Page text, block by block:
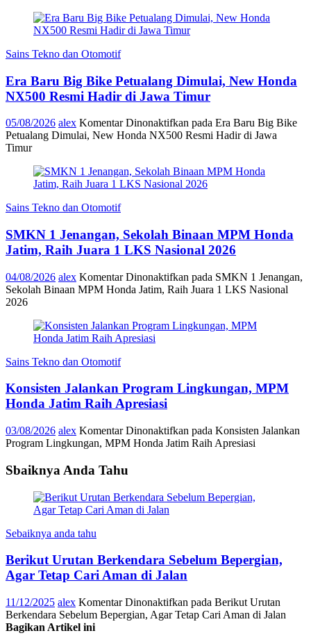
Sains Tekno dan Otomotif
Era Baru Big Bike Petualang Dimulai, New Honda
NX500 Resmi Hadir di Jawa Timur
05/08/2026 alex Komentar Dinonaktifkan pada Era Baru Big Bike
Petualang Dimulai, New Honda NX500 Resmi Hadir di Jawa
Timur
Sains Tekno dan Otomotif
SMKN 1 Jenangan, Sekolah Binaan MPM Honda
Jatim, Raih Juara 1 LKS Nasional 2026
04/08/2026 alex Komentar Dinonaktifkan pada SMKN 1 Jenangan,
Sekolah Binaan MPM Honda Jatim, Raih Juara 1 LKS Nasional
2026
Sains Tekno dan Otomotif
Konsisten Jalankan Program Lingkungan, MPM
Honda Jatim Raih Apresiasi
03/08/2026 alex Komentar Dinonaktifkan pada Konsisten Jalankan
Program Lingkungan, MPM Honda Jatim Raih Apresiasi
Sbaiknya Anda Tahu
Sebaiknya anda tahu
Berikut Urutan Berkendara Sebelum Bepergian,
Agar Tetap Cari Aman di Jalan
11/12/2025 alex Komentar Dinonaktifkan pada Berikut Urutan
Berkendara Sebelum Bepergian, Agar Tetap Cari Aman di Jalan
Bagikan Artikel ini